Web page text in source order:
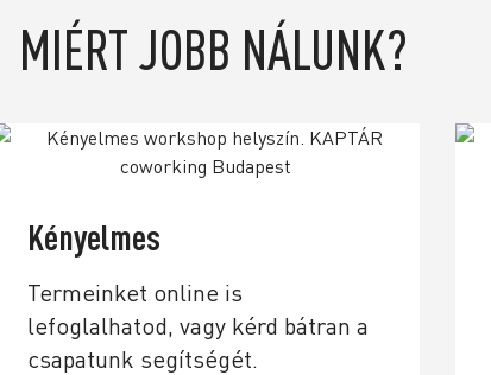
MIÉRT JOBB NÁLUNK?
Kényelmes
Termeinket online is
lefoglalhatod, vagy kérd bátran a
csapatunk segítségét.